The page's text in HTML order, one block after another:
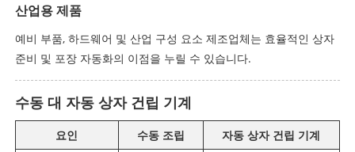
산업용 제품
예비 부품, 하드웨어 및 산업 구성 요소 제조업체는 효율적인 상자
준비 및 포장 자동화의 이점을 누릴 수 있습니다.
수동 대 자동 상자 건립 기계
요인 수동 조립
자동 상자 건립 기계